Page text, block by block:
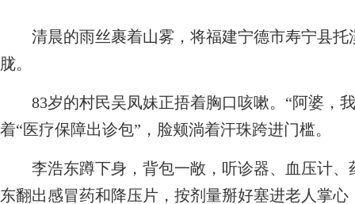
清晨的雨丝裹着山雾，将福建宁德市寿宁县托
胧。
83岁的村民吴凤妹正捂着胸口咳嗽。“阿婆，
着“医疗保障出诊包”，脸颊淌着汗珠跨进门槛。
李浩东蹲下身，背包一敞，听诊器、血压计、
东翻出感冒药和降压片，按剂量掰好塞进老人掌